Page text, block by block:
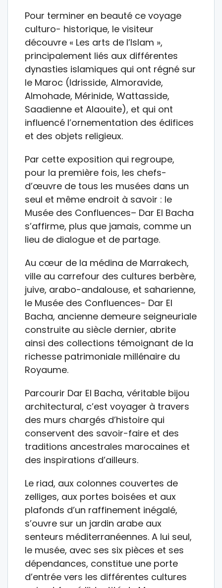
Pour terminer en beauté ce voyage
culturo- historique, le visiteur
découvre « Les arts de l’Islam »,
principalement liés aux différentes
dynasties islamiques qui ont régné sur
le Maroc (Idrisside, Almoravide,
Almohade, Mérinide, Wattasside,
Saadienne et Alaouite), et qui ont
influencé l’ornementation des édifices
et des objets religieux.
Par cette exposition qui regroupe,
pour la première fois, les chefs-
d’œuvre de tous les musées dans un
seul et même endroit à savoir : le
Musée des Confluences– Dar El Bacha
s’affirme, plus que jamais, comme un
lieu de dialogue et de partage.
Au cœur de la médina de Marrakech,
ville au carrefour des cultures berbère,
juive, arabo-andalouse, et saharienne,
le Musée des Confluences- Dar El
Bacha, ancienne demeure seigneuriale
construite au siècle dernier, abrite
ainsi des collections témoignant de la
richesse patrimoniale millénaire du
Royaume.
Parcourir Dar El Bacha, véritable bijou
architectural, c’est voyager à travers
des murs chargés d’histoire qui
conservent des savoir-faire et des
traditions ancestrales marocaines et
des inspirations d’ailleurs.
Le riad, aux colonnes couvertes de
zelliges, aux portes boisées et aux
plafonds d’un raffinement inégalé,
s’ouvre sur un jardin arabe aux
senteurs méditerranéennes. A lui seul,
le musée, avec ses six pièces et ses
dépendances, constitue une porte
d’entrée vers les différentes cultures